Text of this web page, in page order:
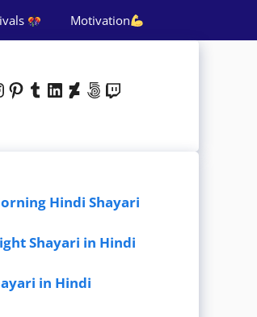
Motivation
Pinterest
Tumblr
LinkedIn
DeviantArt
500pxTwitch
Hindi Shayari
Shayari in Hindi
in Hindi